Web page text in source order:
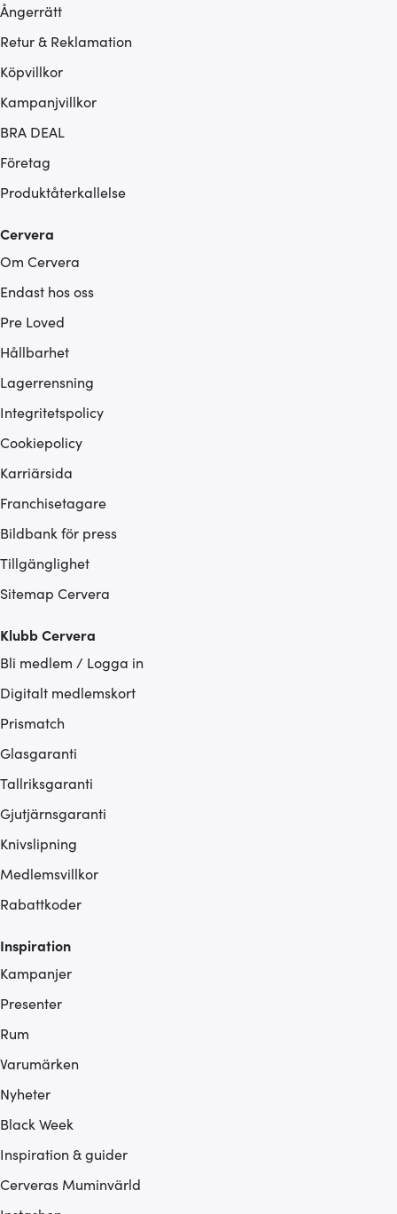
Ångerrätt
Retur & Reklamation
Köpvillkor
Kampanjvillkor
BRA DEAL
Företag
Produktåterkallelse
Cervera
Om Cervera
Endast hos oss
Pre Loved
Hållbarhet
Lagerrensning
Integritetspolicy
Cookiepolicy
Karriärsida
Franchisetagare
Bildbank för press
Tillgänglighet
Sitemap Cervera
Klubb Cervera
Bli medlem / Logga in
Digitalt medlemskort
Prismatch
Glasgaranti
Tallriksgaranti
Gjutjärnsgaranti
Knivslipning
Medlemsvillkor
Rabattkoder
Inspiration
Kampanjer
Presenter
Rum
Varumärken
Nyheter
Black Week
Inspiration & guider
Cerveras Muminvärld